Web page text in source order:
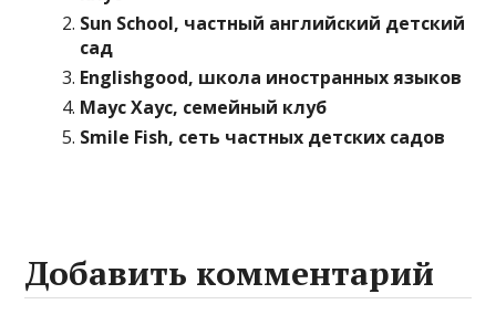
Sun School, частный английский детский
сад
Englishgood, школа иностранных языков
Маус Хаус, семейный клуб
Smile Fish, сеть частных детских садов
Добавить комментарий